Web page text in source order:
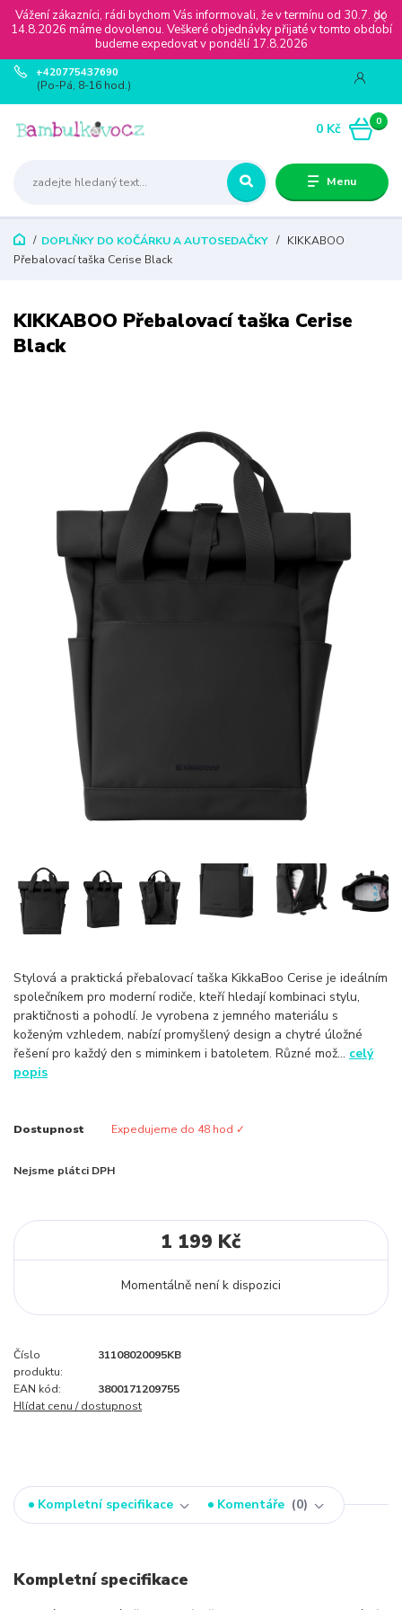
Vážení zákazníci, rádi bychom Vás informovali, že v termínu od 30.7. do
14.8.2026 máme dovolenou. Veškeré objednávky přijaté v tomto období
budeme expedovat v pondělí 17.8.2026
Menu
+420775437690
(Po-Pá, 8-16 hod.)
0
0 Kč
DOPLŇKY DO KOČÁRKU A AUTOSEDAČKY
KIKKABOO
Přebalovací taška Cerise Black
KIKKABOO Přebalovací taška Cerise
Black
Stylová a praktická přebalovací taška KikkaBoo Cerise je ideálním
společníkem pro moderní rodiče, kteří hledají kombinaci stylu,
praktičnosti a pohodlí. Je vyrobena z jemného materiálu s
koženým vzhledem, nabízí promyšlený design a chytré úložné
řešení pro každý den s miminkem i batoletem. Různé mož... celý
popis
Dostupnost Expedujeme do 48 hod ✓
Nejsme plátci DPH
1 199 Kč
Momentálně není k dispozici
Číslo
produktu:
31108020095KB
EAN kód:
3800171209755
Hlídat cenu / dostupnost
Kompletní specifikace Komentáře 0
Kompletní specifikace